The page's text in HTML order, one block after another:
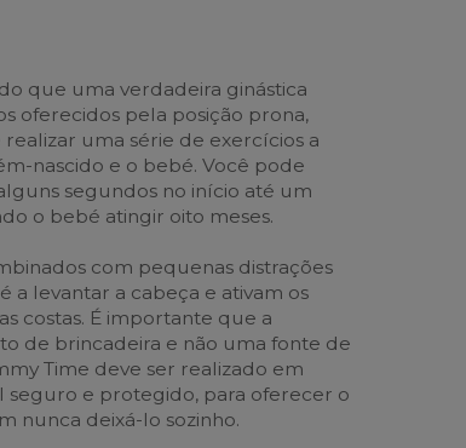
que uma verdadeira ginástica
oferecidos pela posição prona,
uma série de exercícios a
nascido e o bebé. Você pode
segundos no início até um
o bebé atingir oito meses.
com pequenas distrações
a levantar a cabeça e ativam os
costas. É importante que a
de brincadeira e não uma fonte de
Time deve ser realizado em
e protegido, para oferecer o
nunca deixá-lo sozinho.